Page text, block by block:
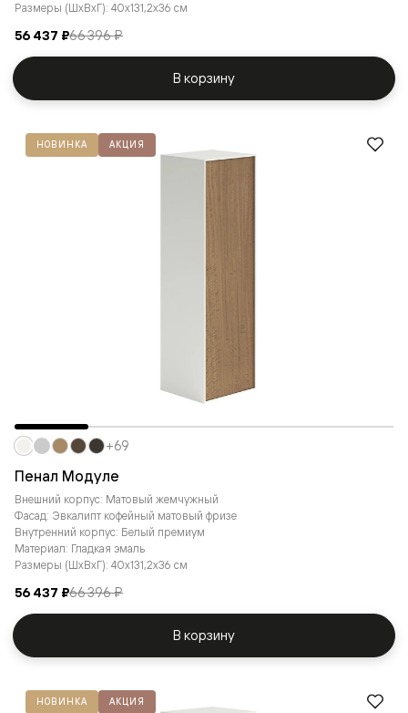
Размеры (ШxВxГ): 40x131,2x36 см
56 437 ₽66 396 ₽
В корзину
НОВИНКА АКЦИЯ
Пенал Модуле
Внешний корпус: Матовый жемчужный
Фасад: Эвкалипт кофейный матовый фризе
Внутренний корпус: Белый премиум
Материал: Гладкая эмаль
Размеры (ШxВxГ): 40x131,2x36 см
56 437 ₽66 396 ₽
+69
В корзину
НОВИНКА АКЦИЯ